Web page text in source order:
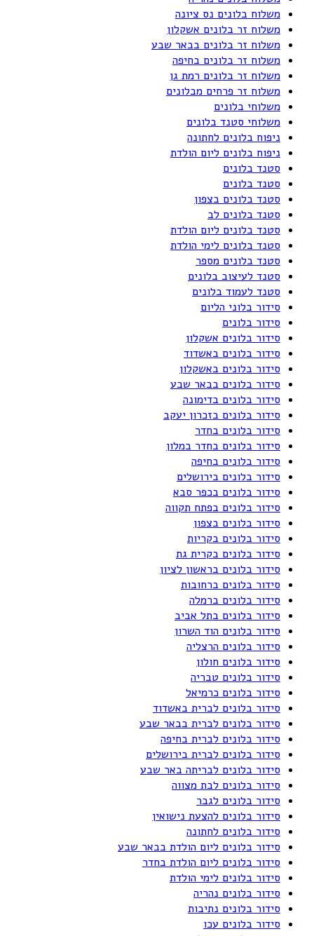
משלוח בלונים נס ציונה
משלוח זר בלונים אשקלון
משלוח זר בלונים בבאר שבע
משלוח זר בלונים בחיפה
משלוח זר בלונים רמת גן
משלוח זר פרחים מבלונים
משלוחי בלונים
משלוחי סטנד בלונים
ניפוח בלונים לחתונה
ניפוח בלונים ליום הולדת
סטנד בלונים
סטנד בלונים
סטנד בלונים בצפון
סטנד בלונים לב
סטנד בלונים ליום הולדת
סטנד בלונים לימי הולדת
סטנד בלונים מספר
סטנד לעיצוב בלונים
סטנד לעמוד בלונים
סידור בלוני הליום
סידור בלונים
סידור בלונים אשקלון
סידור בלונים באשדוד
סידור בלונים באשקלון
סידור בלונים בבאר שבע
סידור בלונים בדימונה
סידור בלונים בזכרון יעקב
סידור בלונים בחדר
סידור בלונים בחדר במלון
סידור בלונים בחיפה
סידור בלונים בירושלים
סידור בלונים בכפר סבא
סידור בלונים בפתח תקווה
סידור בלונים בצפון
סידור בלונים בקריות
סידור בלונים בקרית גת
סידור בלונים בראשון לציון
סידור בלונים ברחובות
סידור בלונים ברמלה
סידור בלונים בתל אביב
סידור בלונים הוד השרון
סידור בלונים הרצליה
סידור בלונים חולון
סידור בלונים טבריה
סידור בלונים כרמיאל
סידור בלונים לברית באשדוד
סידור בלונים לברית בבאר שבע
סידור בלונים לברית בחיפה
סידור בלונים לברית בירושלים
סידור בלונים לבריתה באר שבע
סידור בלונים לבת מצווה
סידור בלונים לגבר
סידור בלונים להצעת נישואין
סידור בלונים לחתונה
סידור בלונים ליום הולדת בבאר שבע
סידור בלונים ליום הולדת בחדר
סידור בלונים לימי הולדת
סידור בלונים נהריה
סידור בלונים נתיבות
סידור בלונים עכו